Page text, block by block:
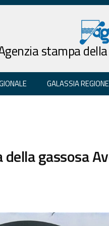
stampa
GALASSIA REGIONE
gassosa